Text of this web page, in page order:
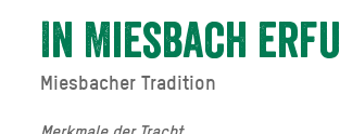
In Miesbach
Miesbacher Tradition